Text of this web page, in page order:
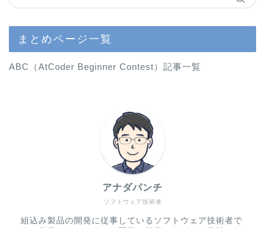
まとめページ一覧
ABC（AtCoder Beginner Contest）記事一覧
ソフトウェア技術者
アナダパンチ
組込み製品の開発に従事しているソフトウェア技術者で